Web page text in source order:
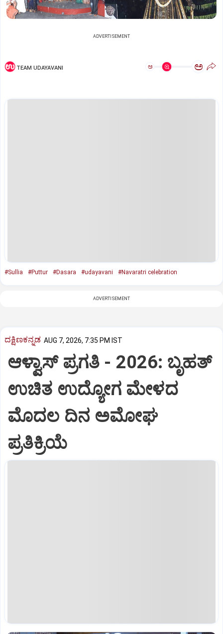
ADVERTISEMENT
TEAM UDAYAVANI ಅ ಅ
#Sullia #Puttur #Dasara #udayavani #Navaratri celebration
ADVERTISEMENT
ದಕ್ಷಿಣಕನ್ನಡ AUG 7, 2026, 7:35 PM IST
ಆಳ್ವಾಸ್‌ ಪ್ರಗತಿ - 2026: ಬೃಹತ್
ಉಚಿತ ಉದ್ಯೋಗ ಮೇಳದ
ಮೊದಲ ದಿನ ಅಮೋಘ
ಪ್ರತಿಕ್ರಿಯೆ